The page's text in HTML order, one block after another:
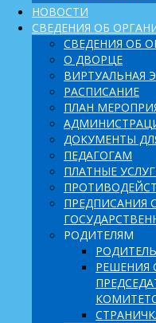
НОВОСТИ
СВЕДЕНИЯ ОБ
СВЕДЕНИЯ ОБ
О ДВОРЦЕ
ВИРТУАЛЬНАЯ
РАСПИСАНИЕ
ПЛАН
ДОКУМЕНТЫ
ПЕДАГОГАМ
ПЛАТНЫЕ
ПРЕДПИСАНИЯ
РОДИТЕЛЯМ
РЕШЕНИЯ